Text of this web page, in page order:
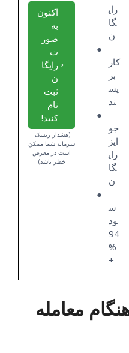
رای
گا
ن
کار
بر
پس
ند
جو
ایز
رای
گا
ن
س
ود
94
%
+
اکنون
به
صور
ت
رایگا
ن
ثبت
نام
کنید!
(هشدار ریسک:
سرمایه شما ممکن
است در معرض
خطر باشد)
معامله